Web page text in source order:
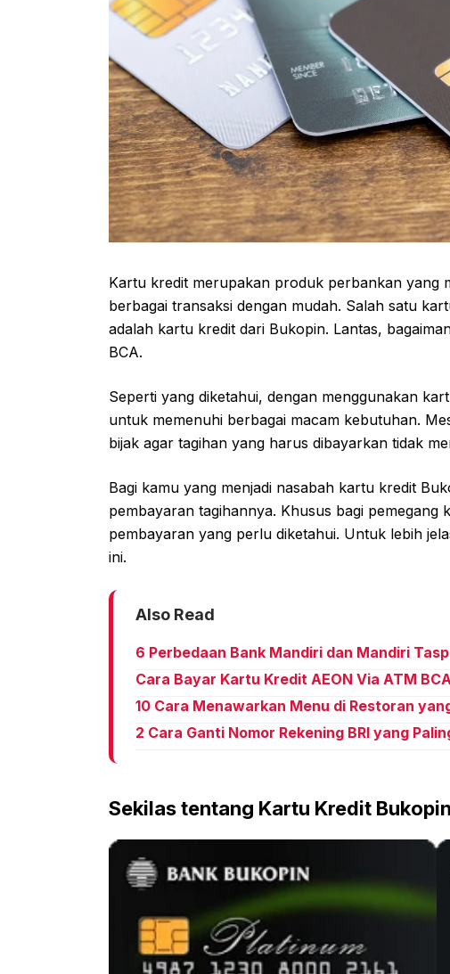
Kartu kredit merupakan produk perbankan yang
berbagai transaksi dengan mudah. Salah satu
adalah kartu kredit dari Bukopin. Lantas,
BCA.
Seperti yang diketahui, dengan menggunakan
untuk memenuhi berbagai macam kebutuhan.
bijak agar tagihan yang harus dibayarkan tidak
Bagi kamu yang menjadi nasabah kartu kredit
pembayaran tagihannya. Khusus bagi
pembayaran yang perlu diketahui. Untuk lebih
ini.
Also Read
6 Perbedaan Bank Mandiri dan Mandiri
Cara Bayar Kartu Kredit AEON Via ATM
10 Cara Menawarkan Menu di Restoran
2 Cara Ganti Nomor Rekening BRI yang
Sekilas tentang Kartu Kredit Bukopin